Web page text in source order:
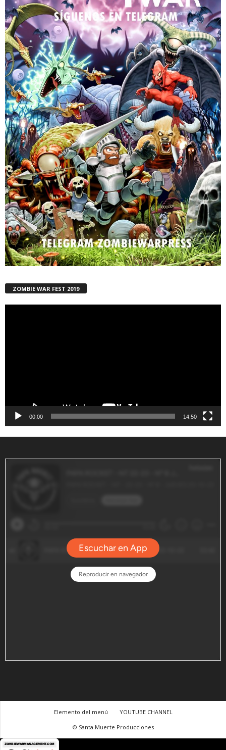
ZOMBIE WAR FEST 2019
00:00 14:50
Elemento del menú
YOUTUBE CHANNEL
© Santa Muerte Producciones